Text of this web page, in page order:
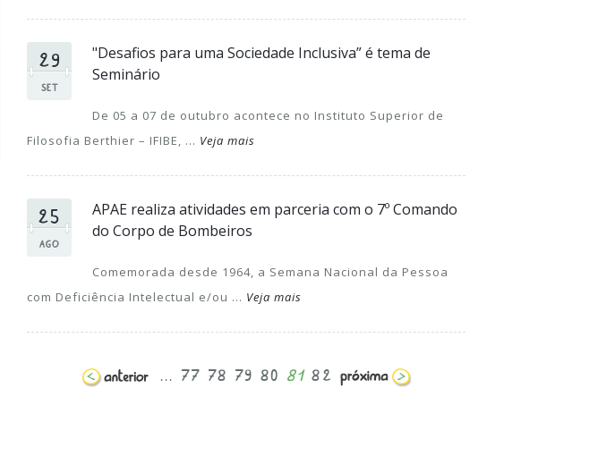
29
SET
"Desafios para uma Sociedade Inclusiva” é tema de
Seminário
De 05 a 07 de outubro acontece no Instituto Superior de
Filosofia Berthier – IFIBE, ... Veja mais
25
AGO
APAE realiza atividades em parceria com o 7º Comando
do Corpo de Bombeiros
Comemorada desde 1964, a Semana Nacional da Pessoa
com Deficiência Intelectual e/ou ... Veja mais
... 77 78 79 80 81 82